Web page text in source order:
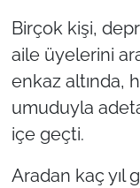
Birçok kişi,
aile üyelerini
enkaz altında,
umuduyla
içe geçti.
Aradan kaç yıl